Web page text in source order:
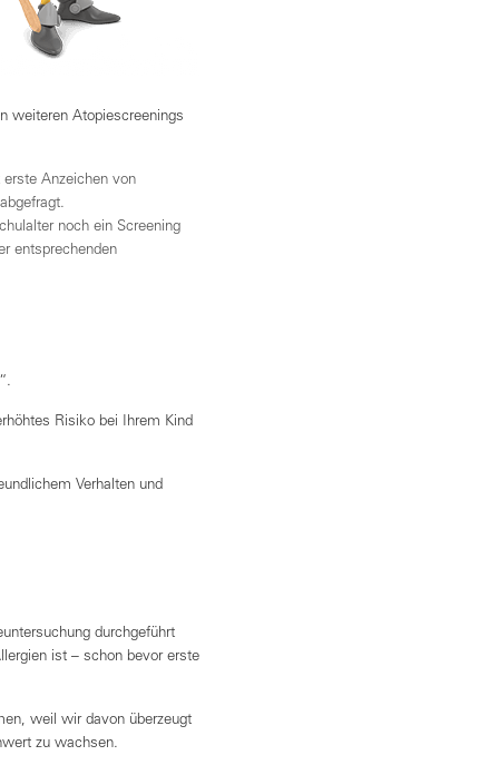
weiteren Atopiescreenings
Anzeichen von
noch ein Screening
entsprechenden
Risiko bei Ihrem Kind
Verhalten und
durchgeführt
ist – schon bevor erste
weil wir davon überzeugt
zu wachsen.